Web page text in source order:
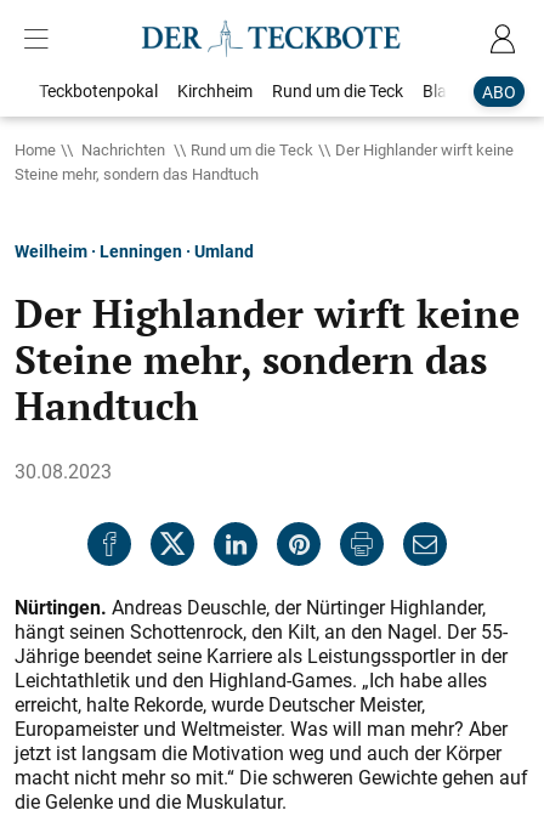
ABO
Teckbotenpokal Kirchheim Rund um die Teck Blaulicht
Home Nachrichten Rund um die Teck
Der Highlander wirft keine
Steine mehr, sondern das Handtuch
Weilheim · Lenningen · Umland
Der Highlander wirft keine
Steine mehr, sondern das
Handtuch
30.08.2023
Nürtingen. Andreas Deuschle, der Nürtinger Highlander,
hängt seinen Schottenrock, den Kilt, an den Nagel. Der 55-
Jährige beendet seine Karriere als Leistungssportler in der
Leichtathletik und den Highland-Games. „Ich habe alles
erreicht, halte Rekorde, wurde Deutscher Meister,
Europameister und Weltmeister. Was will man mehr? Aber
jetzt ist langsam die Motivation weg und auch der Körper
macht nicht mehr so mit.“ Die schweren Gewichte gehen auf
die Gelenke und die Muskulatur.